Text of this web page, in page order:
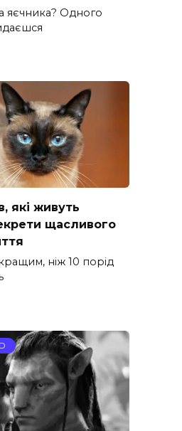
яєчника? Одного
які живуть
щасливого
ніж 10 порід